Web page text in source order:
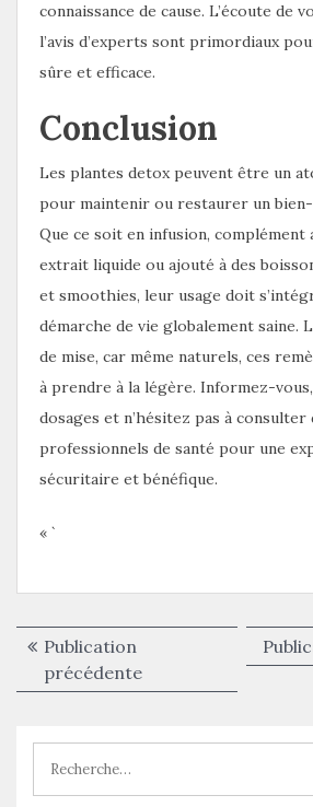
connaissance de cause. L’écoute de
l’avis d’experts sont primordiaux
sûre et efficace.
Conclusion
Les plantes detox peuvent être un
pour maintenir ou restaurer un
Que ce soit en infusion, complément
extrait liquide ou ajouté à des
et smoothies, leur usage doit
démarche de vie globalement saine.
de mise, car même naturels, ces
à prendre à la légère. Informez-
dosages et n’hésitez pas à consulter
professionnels de santé pour une
sécuritaire et bénéfique.
« `
Navigation
de
Publication
précédentePublication
précédente :